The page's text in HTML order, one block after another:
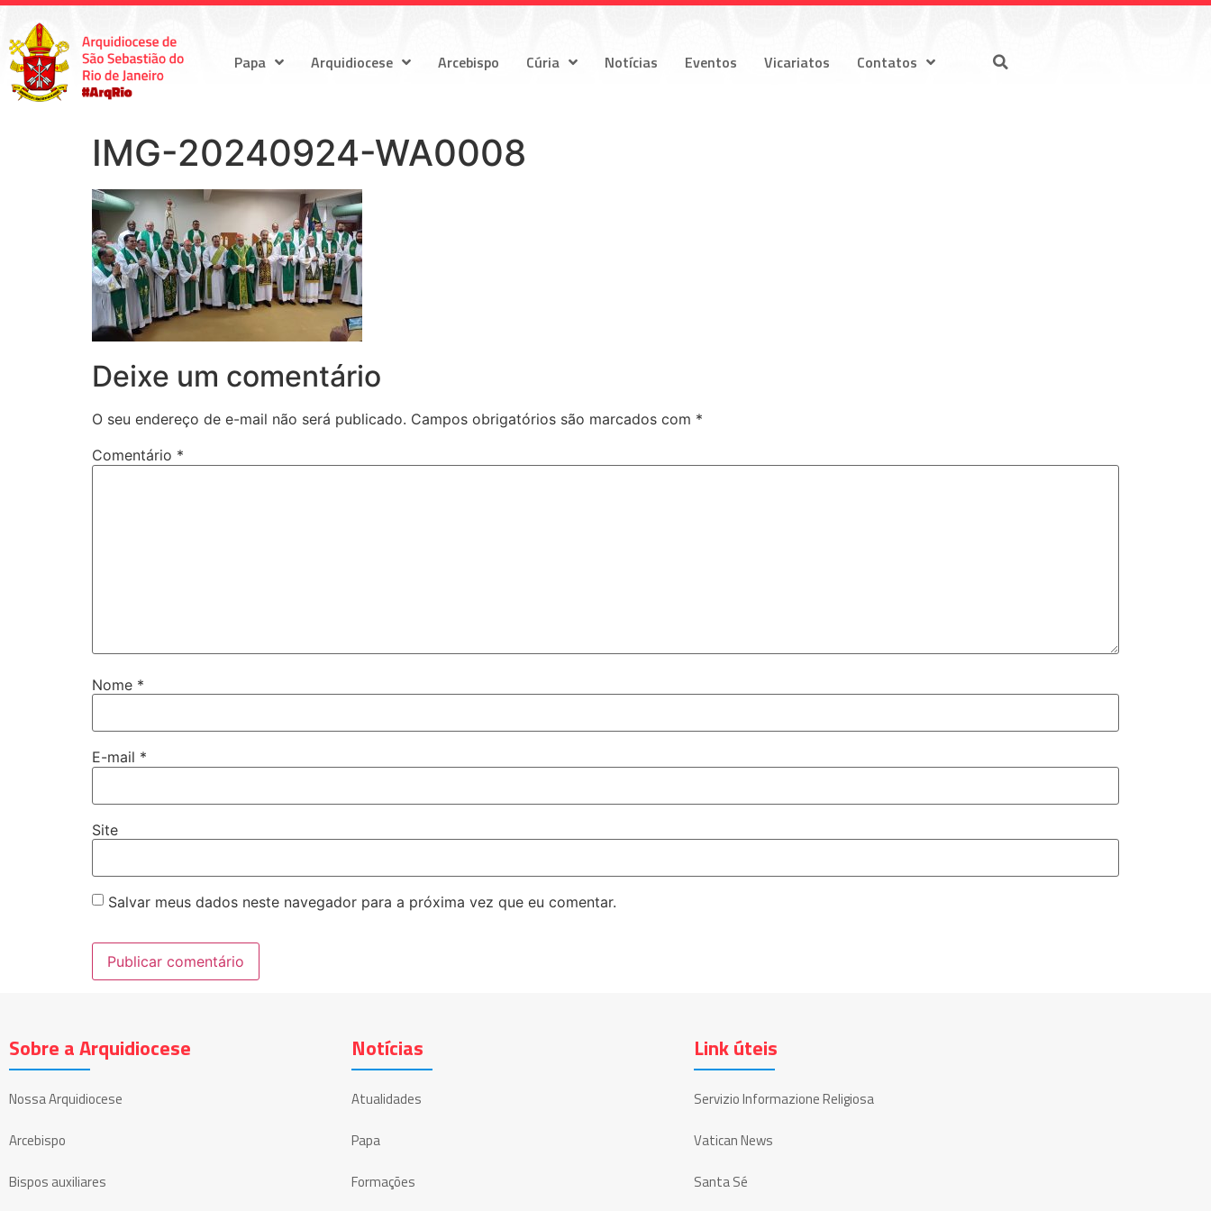
Papa Arquidiocese Arcebispo Cúria Notícias Eventos Vicariatos Contatos
IMG-20240924-WA0008
Deixe um comentário
O seu endereço de e-mail não será publicado. Campos obrigatórios são marcados com *
Comentário *
Nome *
E-mail *
Site
Salvar meus dados neste navegador para a próxima vez que eu comentar.
Sobre a Arquidiocese
Nossa Arquidiocese
Arcebispo
Bispos auxiliares
Notícias
Atualidades
Papa
Formações
Link úteis
Servizio Informazione Religiosa
Vatican News
Santa Sé